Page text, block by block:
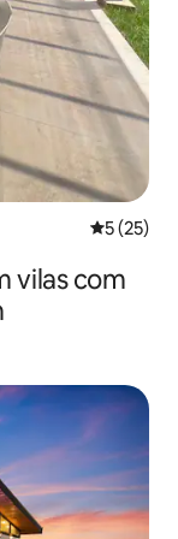
5 de uma
5 (25)
vilas com